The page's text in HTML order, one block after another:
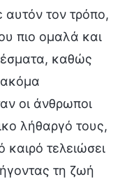
τον τρόπο,
πιο ομαλά και
καθώς
ακόμα
οι άνθρωποι
λήθαργό τους,
τελειώσει
τη ζωή